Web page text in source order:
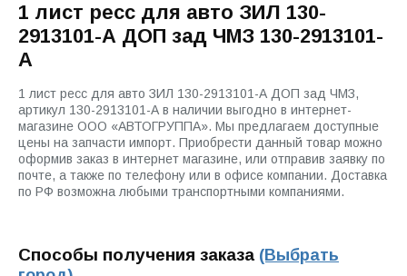
1 лист ресс для авто ЗИЛ 130-
2913101-А ДОП зад ЧМЗ 130-2913101-
А
1 лист ресс для авто ЗИЛ 130-2913101-А ДОП зад ЧМЗ,
артикул 130-2913101-А в наличии выгодно в интернет-
магазине ООО «АВТОГРУППА». Мы предлагаем доступные
цены на запчасти импорт. Приобрести данный товар можно
оформив заказ в интернет магазине, или отправив заявку по
почте, а также по телефону или в офисе компании. Доставка
по РФ возможна любыми транспортными компаниями.
Способы получения заказа (Выбрать